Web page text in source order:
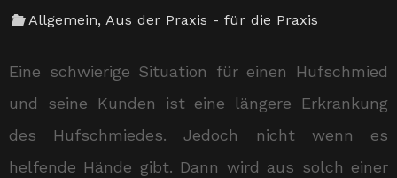
Allgemein,Aus der Praxis - für die Praxis
Eine schwierige Situation für einen Hufschmied
und seine Kunden ist eine längere Erkrankung
des Hufschmiedes. Jedoch nicht wenn es
helfende Hände gibt. Dann wird aus solch einer